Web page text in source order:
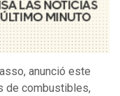
anunció este
de combustibles,